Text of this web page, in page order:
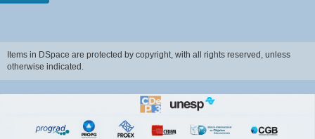
Items in DSpace are protected by copyright, with all rights reserved, unless
otherwise indicated.